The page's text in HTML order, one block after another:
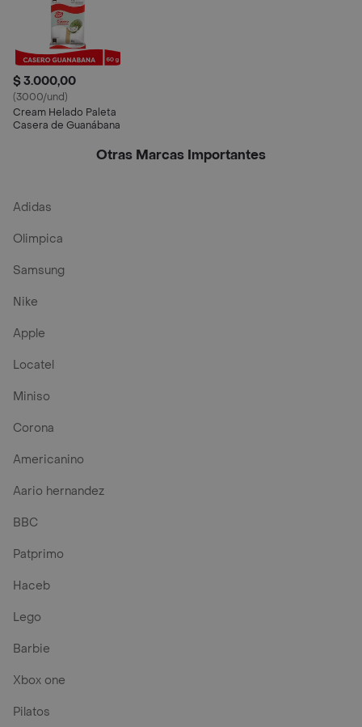
$ 3.000,00
(3000/und)
Cream Helado Paleta
Casera de Guanábana
Otras Marcas Importantes
Adidas
Olimpica
Samsung
Nike
Apple
Locatel
Miniso
Corona
Americanino
Aario hernandez
BBC
Patprimo
Haceb
Lego
Barbie
Xbox one
Pilatos